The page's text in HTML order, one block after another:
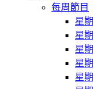
每周節目
星
星
星
星
星